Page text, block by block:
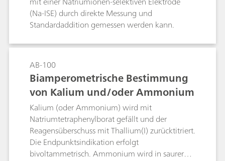
(Na-ISE) durch direkte Messung und
Standardaddition gemessen werden kann.
AB-100
Biamperometrische Bestimmung
von Kalium und/oder Ammonium
Kalium (oder Ammonium) wird mit
Natriumtetraphenylborat gefällt und der
Reagensüberschuss mit Thallium(I) zurücktitriert.
Die Endpunktsindikation erfolgt
bivoltammetrisch. Ammonium wird in saurer